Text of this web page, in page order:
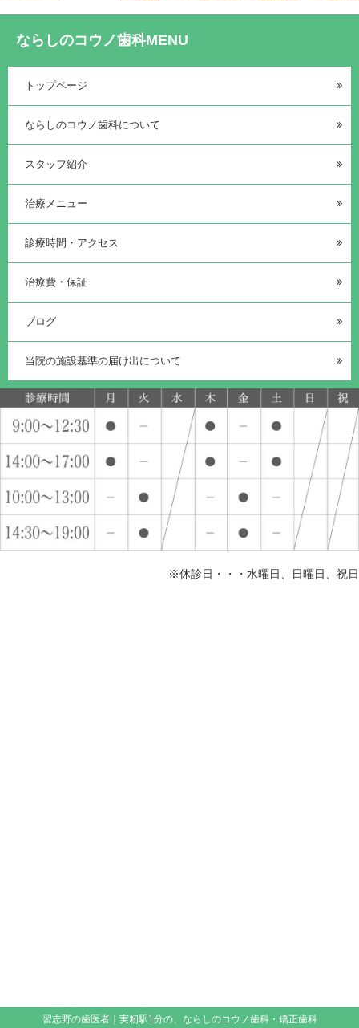
ならしのコウノ歯科MENU
トップページ
ならしのコウノ歯科について
スタッフ紹介
治療メニュー
診療時間・アクセス
治療費・保証
ブログ
当院の施設基準の届け出について
※休診日・・・水曜日、日曜日、祝日
習志野の歯医者｜実籾駅1分の、ならしのコウノ歯科・矯正歯科